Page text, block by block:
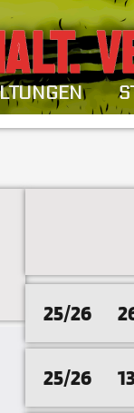
25/26
25/26